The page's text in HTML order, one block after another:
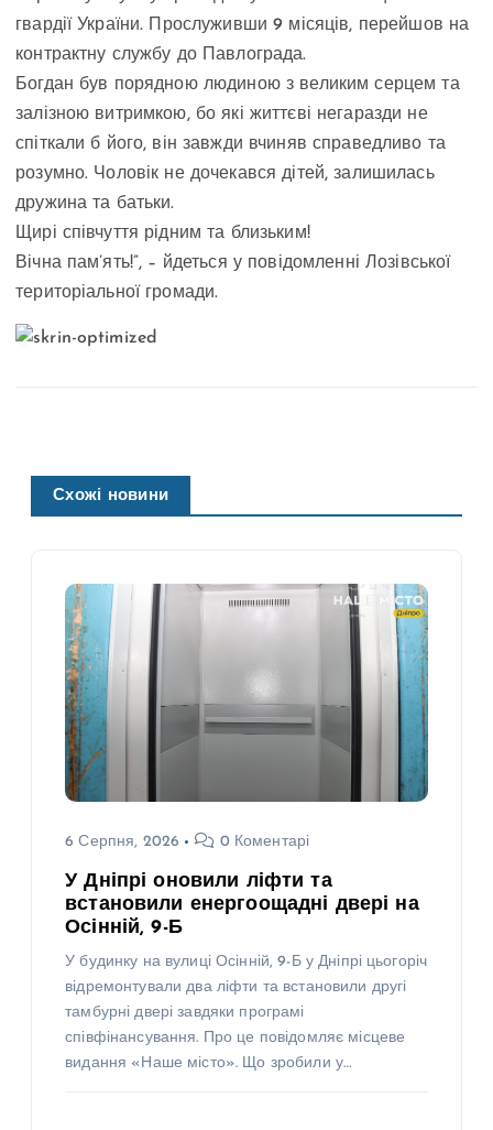
гвардії України. Прослуживши 9 місяців, перейшов на
контрактну службу до Павлограда.
Богдан був порядною людиною з великим серцем та
залізною витримкою, бо які життєві негаразди не
спіткали б його, він завжди вчиняв справедливо та
розумно. Чоловік не дочекався дітей, залишилась
дружина та батьки.
Щирі співчуття рідним та близьким!
Вічна пам’ять!”, – йдеться у повідомленні Лозівської
територіальної громади.
Схожі новини
6 Серпня, 2026 0 Коментарі
У Дніпрі оновили ліфти та
встановили енергоощадні двері на
Осінній, 9-Б
У будинку на вулиці Осінній, 9-Б у Дніпрі цьогоріч
відремонтували два ліфти та встановили другі
тамбурні двері завдяки програмі
співфінансування. Про це повідомляє місцеве
видання «Наше місто». Що зробили у…